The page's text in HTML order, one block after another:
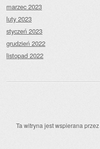
marzec 2023
luty 2023
styczeń 2023
grudzień 2022
listopad 2022
Ta witryna jest wspierana przez